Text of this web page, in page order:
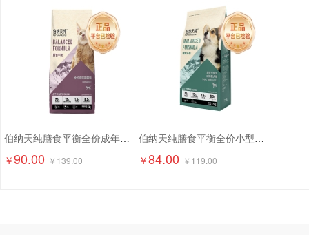
伯纳天纯膳食平衡全价成年期猫粮（含三文鱼配方）1.5kg
￥90.00 ￥139.00
伯纳天纯膳食平衡全价小型犬成犬粮（含三文鱼配方）1.5kg
￥84.00 ￥119.00